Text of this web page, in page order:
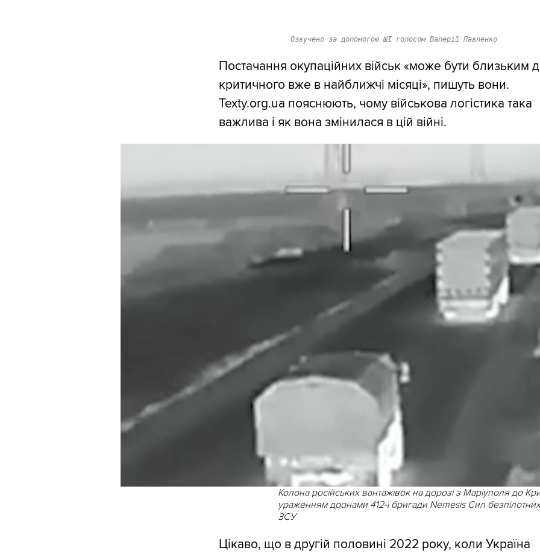
Озвучено за допомогою ШІ голосом Валерії Павленко
Постачання окупаційних військ «може бути близьким
критичного вже в найближчі місяці», пишуть вони.
Texty.org.ua пояснюють, чому військова логістика така
важлива і як вона змінилася в цій війні.
Колона російських вантажівок на дорозі з Маріуполя до
ураженням дронами 412-ї бригади Nemesis Сил
ЗСУ
Цікаво, що в другій половині 2022 року, коли Україна